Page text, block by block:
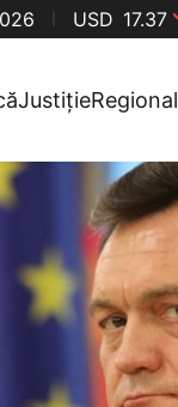
USD 17.37
JustițieRegional